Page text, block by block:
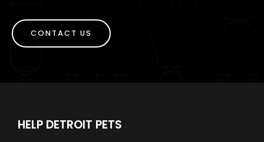
CONTACT US
HELP DETROIT PETS